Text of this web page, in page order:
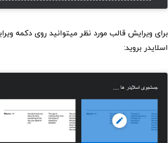
برای ویرایش قالب مورد نظر میتوانید روی دکمه
اسلایدر بروید: